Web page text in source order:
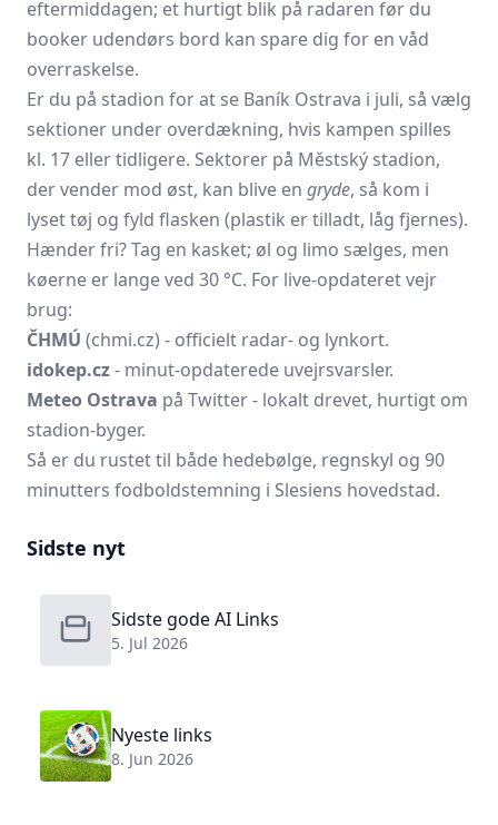
eftermiddagen; et hurtigt blik på radaren før du
booker udendørs bord kan spare dig for en våd
overraskelse.
Er du på stadion for at se Baník Ostrava i juli, så vælg
sektioner under overdækning, hvis kampen spilles
kl. 17 eller tidligere. Sektorer på Městský stadion,
der vender mod øst, kan blive en gryde, så kom i
lyset tøj og fyld flasken (plastik er tilladt, låg fjernes).
Hænder fri? Tag en kasket; øl og limo sælges, men
køerne er lange ved 30 °C. For live-opdateret vejr
brug:
ČHMÚ (chmi.cz) - officielt radar- og lynkort.
idokep.cz- minut-opdaterede uvejrsvarsler.
Meteo Ostrava på Twitter - lokalt drevet, hurtigt om
stadion-byger.
Så er du rustet til både hedebølge, regnskyl og 90
minutters fodboldstemning i Slesiens hovedstad.
Sidste nyt
Sidste gode AI Links
5. Jul 2026
Nyeste links
8. Jun 2026